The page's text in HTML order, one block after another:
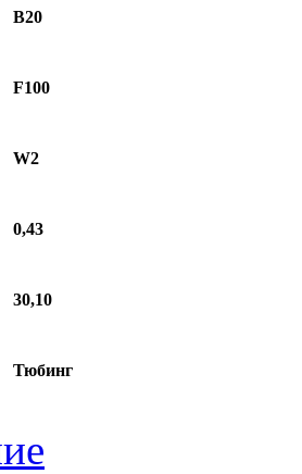
B20
F100
W2
0,43
30,10
Тюбинг